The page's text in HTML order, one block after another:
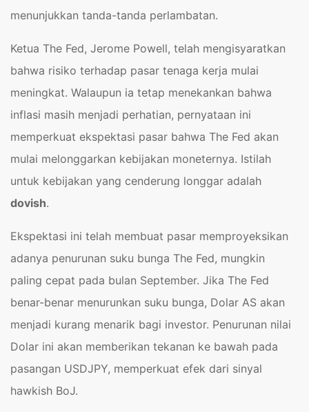
menunjukkan tanda-tanda perlambatan.
Ketua The Fed, Jerome Powell, telah mengisyaratkan
bahwa risiko terhadap pasar tenaga kerja mulai
meningkat. Walaupun ia tetap menekankan bahwa
inflasi masih menjadi perhatian, pernyataan ini
memperkuat ekspektasi pasar bahwa The Fed akan
mulai melonggarkan kebijakan moneternya. Istilah
untuk kebijakan yang cenderung longgar adalah
dovish.
Ekspektasi ini telah membuat pasar memproyeksikan
adanya penurunan suku bunga The Fed, mungkin
paling cepat pada bulan September. Jika The Fed
benar-benar menurunkan suku bunga, Dolar AS akan
menjadi kurang menarik bagi investor. Penurunan nilai
Dolar ini akan memberikan tekanan ke bawah pada
pasangan USDJPY, memperkuat efek dari sinyal
hawkish BoJ.